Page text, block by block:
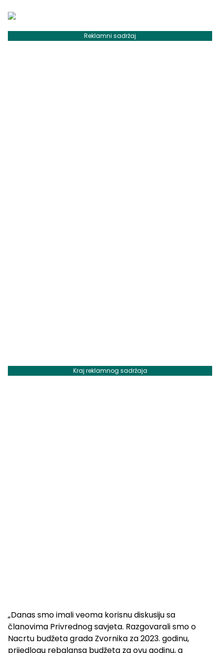
Reklamni sadržaj
Kraj reklamnog sadržaja
„Danas smo imali veoma korisnu diskusiju sa
članovima Privrednog savjeta. Razgovarali smo o
Nacrtu budžeta grada Zvornika za 2023. godinu,
prijedlogu rebalansa budžeta za ovu godinu, a